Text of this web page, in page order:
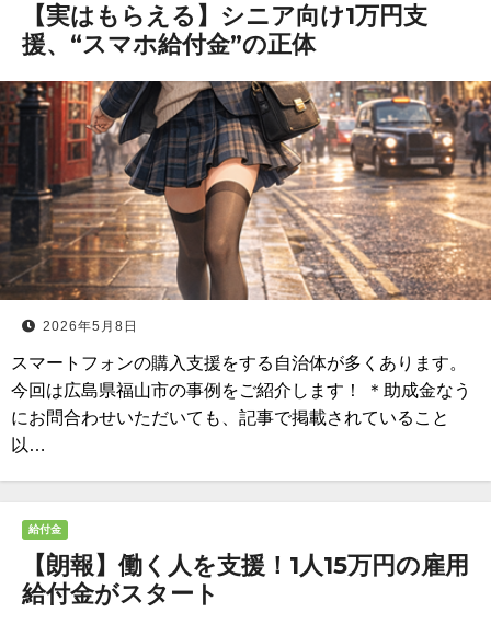
【実はもらえる】シニア向け1万円支
援、“スマホ給付金”の正体
2026年5月8日
スマートフォンの購入支援をする自治体が多くあります。
今回は広島県福山市の事例をご紹介します！ ＊助成金なう
にお問合わせいただいても、記事で掲載されていること
以…
給付金
【朗報】働く人を支援！1人15万円の雇用
給付金がスタート